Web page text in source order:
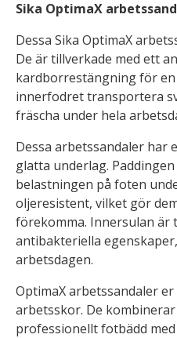
Sika OptimaX
Dessa Sika OptimaX
De är tillverkade med ett
kardborrestängning för
innerfodret transportera
fräscha under hela
Dessa arbetssandaler har
glatta underlag.
belastningen på foten
oljeresistent, vilket gör
förekomma. Innersulan är
antibakteriella
arbetsdagen.
OptimaX arbetssandaler
arbetsskor. De
professionellt fotbädd